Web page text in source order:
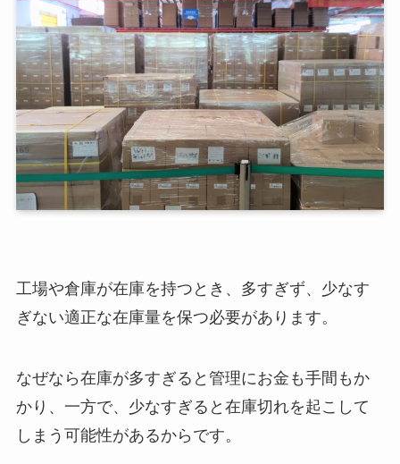
工場や倉庫が在庫を持つとき、多すぎず、少なす
ぎない適正な在庫量を保つ必要があります。
なぜなら在庫が多すぎると管理にお金も手間もか
かり、一方で、少なすぎると在庫切れを起こして
しまう可能性があるからです。